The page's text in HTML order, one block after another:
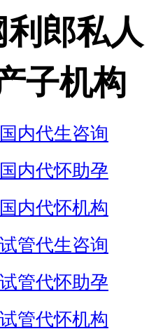
郎私人
子机构
国内代生咨询
国内代怀助孕
国内代怀机构
试管代生咨询
试管代怀助孕
试管代怀机构